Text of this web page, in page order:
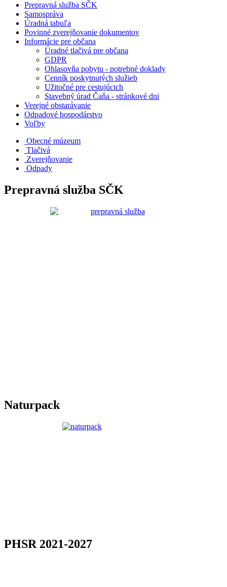
Prepravná služba SČK
Samospráva
Úradná tabuľa
Povinné zverejňovanie dokumentov
Informácie pre občana
Úradné tlačivá pre občana
GDPR
Ohlasovňa pobytu - potrebné doklady
Cenník poskytnutých služieb
Užitočné pre cestujúcich
Stavebný úrad Čaňa - stránkové dni
Verejné obstarávanie
Odpadové hospodárstvo
Voľby
Obecné múzeum
Tlačivá
Zverejňovanie
Odpady
Prepravná služba SČK
Naturpack
PHSR 2021-2027